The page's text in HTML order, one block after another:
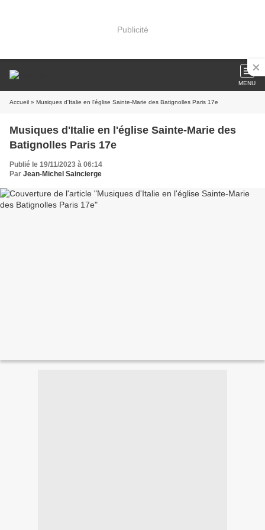
Publicité
MENU
Accueil » Musiques d'Italie en l'église Sainte-Marie des Batignolles Paris 17e
Musiques d'Italie en l'église Sainte-Marie des
Batignolles Paris 17e
Publié le 19/11/2023 à 06:14
Par Jean-Michel Saincierge